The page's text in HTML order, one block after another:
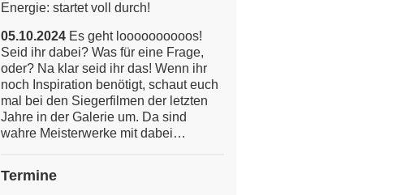
Energie: startet voll durch!
05.10.2024 Es geht loooooooooos!
Seid ihr dabei? Was für eine Frage,
oder? Na klar seid ihr das! Wenn ihr
noch Inspiration benötigt, schaut euch
mal bei den Siegerfilmen der letzten
Jahre in der Galerie um. Da sind
wahre Meisterwerke mit dabei…
Termine